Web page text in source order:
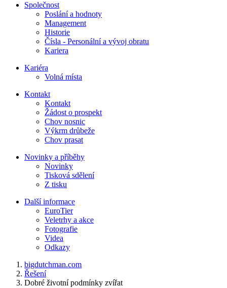
Společnost
Poslání a hodnoty
Management
Historie
Čísla - Personální a vývoj obratu
Kariera
Kariéra
Volná místa
Kontakt
Kontakt
Žádost o prospekt
Chov nosnic
Výkrm drůbeže
Chov prasat
Novinky a příběhy
Novinky
Tisková sdělení
Z tisku
Další informace
EuroTier
Veletrhy a akce
Fotografie
Videa
Odkazy
bigdutchman.com
Řešení
Dobré životní podmínky zvířat